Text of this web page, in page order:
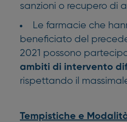
sanzioni o recupero di
Le farmacie che
beneficiato del
2021 possono
ambiti di intervento
rispettando il
Tempistiche e